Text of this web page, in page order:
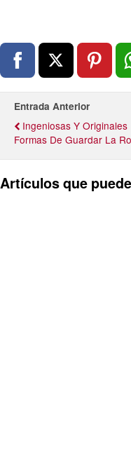
Entrada Anterior
Ingeniosas Y Originales
Formas De Guardar La
Artículos que